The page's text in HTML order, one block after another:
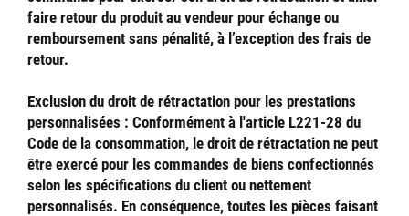
faire retour du produit au vendeur pour échange ou
remboursement sans pénalité, à l’exception des frais de
retour.
Exclusion du droit de rétractation pour les prestations
personnalisées : Conformément à l'article L221-28 du
Code de la consommation, le droit de rétractation ne peut
être exercé pour les commandes de biens confectionnés
selon les spécifications du client ou nettement
personnalisés. En conséquence, toutes les pièces faisant